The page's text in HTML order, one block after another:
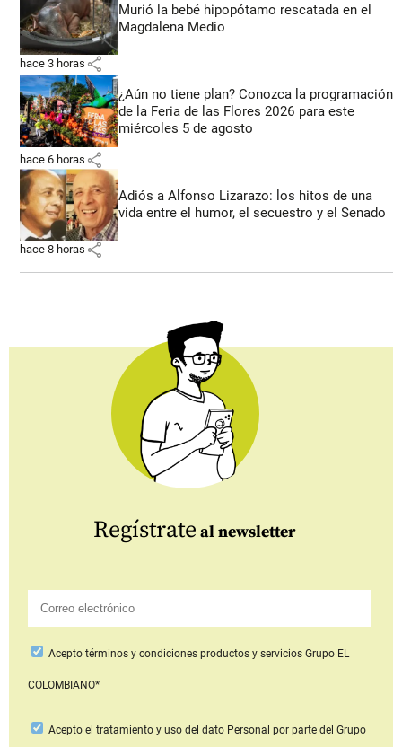
Murió la bebé hipopótamo rescatada en el
Magdalena Medio
hace 3 horas share
¿Aún no tiene plan? Conozca la programación
de la Feria de las Flores 2026 para este
miércoles 5 de agosto
hace 6 horas share
Adiós a Alfonso Lizarazo: los hitos de una
vida entre el humor, el secuestro y el Senado
hace 8 horas share
Regístrate al newsletter
Aceptotérminos y condiciones productos y serviciosGrupo EL
COLOMBIANO*
Acepto el tratamiento y uso del dato Personal por parte del Grupo